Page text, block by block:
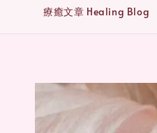
療癒文章 Healing Blog